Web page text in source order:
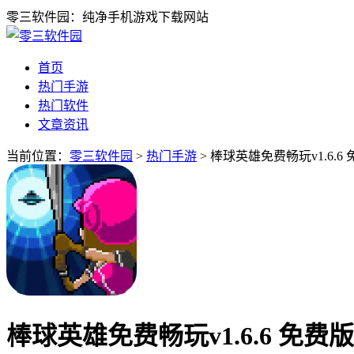
零三软件园：纯净手机游戏下载网站
首页
热门手游
热门软件
文章资讯
当前位置： 零三软件园 > 热门手游 > 棒球英雄免费畅玩v1.6.6
棒球英雄免费畅玩v1.6.6 免费版